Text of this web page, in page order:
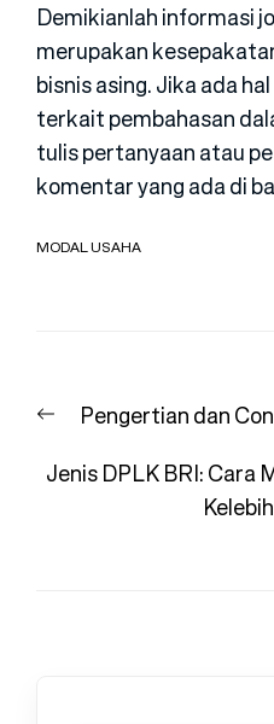
Demikianlah informasi
merupakan
bisnis asing. Jika ada
terkait pembahasan
tulis pertanyaan atau
komentar yang ada di
MODAL USAHA
pos
PreviousPengertian dan
Jenis DPLK BRI: Cara